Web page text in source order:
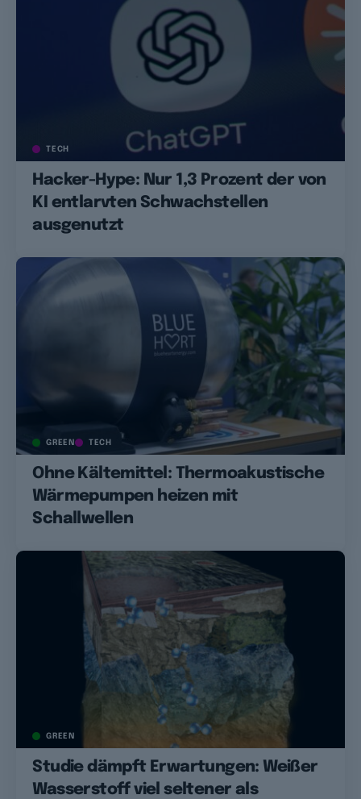
TECH
Hacker-Hype: Nur 1,3 Prozent der von
KI entlarvten Schwachstellen
ausgenutzt
GREEN TECH
Ohne Kältemittel: Thermoakustische
Wärmepumpen heizen mit
Schallwellen
GREEN
Studie dämpft Erwartungen: Weißer
Wasserstoff viel seltener als